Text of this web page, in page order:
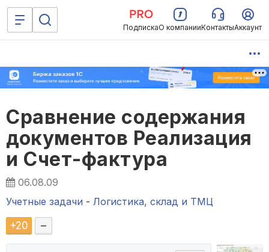
ПодпискаО компанииКонтактыАккаунт
Сравнение содержания
документов Реализация
и Счет-фактура
06.08.09
Учетные задачи - Логистика, склад и ТМЦ
+20 –